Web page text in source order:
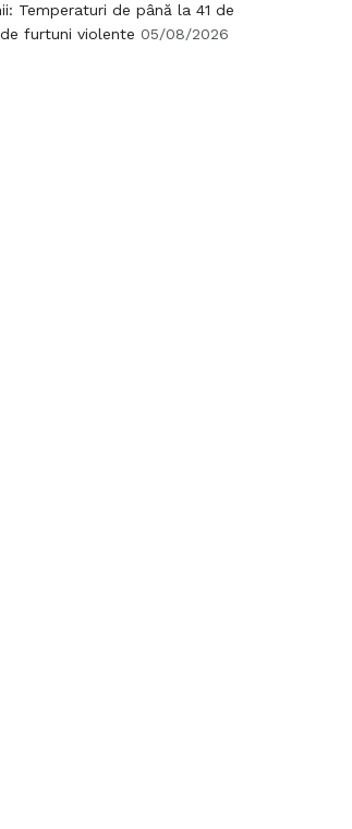
Temperaturi de până la 41 de
furtuni violente 05/08/2026